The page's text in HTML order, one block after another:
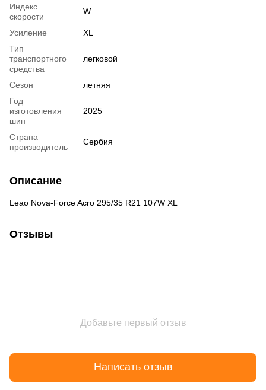
Индекс
скорости
W
Усиление
XL
Тип
транспортного
средства
легковой
Сезон
летняя
Год
изготовления
шин
2025
Страна
производитель
Сербия
Описание
Leao Nova-Force Acro 295/35 R21 107W XL
Отзывы
Добавьте первый отзыв
Написать отзыв